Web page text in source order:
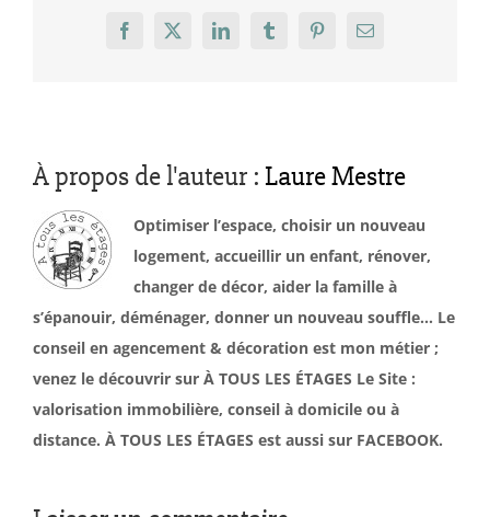
Facebook
X LinkedInTumblrPinterestEmail
À propos de l'auteur : Laure Mestre
Optimiser l’espace, choisir un nouveau
logement, accueillir un enfant, rénover,
changer de décor, aider la famille à
s’épanouir, déménager, donner un nouveau souffle… Le
conseil en agencement & décoration est mon métier ;
venez le découvrir sur À TOUS LES ÉTAGES Le Site :
valorisation immobilière, conseil à domicile ou à
distance. À TOUS LES ÉTAGES est aussi sur FACEBOOK.